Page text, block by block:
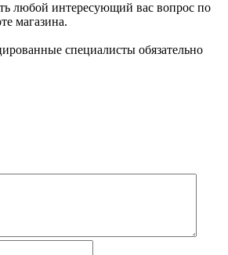
любой интересующий вас вопрос по
магазина.
специалисты обязательно